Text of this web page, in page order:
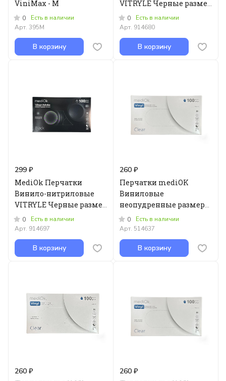
ViniMax - M
0
Есть в наличии
Арт. 395M
В корзину
VITRYLE Черные размер
- S - 100шт
0
Есть в наличии
Арт. 914680
В корзину
299 ₽
MediOk Перчатки
Винило-нитриловые
VITRYLE Черные размер
- M - 100шт
0
Есть в наличии
Арт. 914697
В корзину
260 ₽
Перчатки mediOK
Виниловые
неопудренные размер
M 100 шт.
0
Есть в наличии
Арт. 514637
В корзину
260 ₽
260 ₽